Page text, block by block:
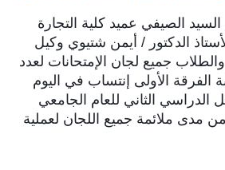
السيد الصيفي عميد كلية التجارة
الدكتور / أيمن شتيوي وكيل
جميع لجان الإمتحانات لعدد
الفرقة الأولى إنتساب في اليوم
الدراسي الثاني للعام الجامعي
للتأكد من مدى ملائمة جميع اللجان لعملية